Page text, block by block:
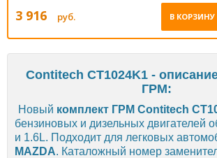
3 916 руб. В КОРЗИНУ
Contitech CT1024K1 -
ГРМ:
Новый комплект ГРМ Contitech
бензиновых и дизельных двигателей
и 1.6L. Подходит для легковых
MAZDA. Каталожный номер